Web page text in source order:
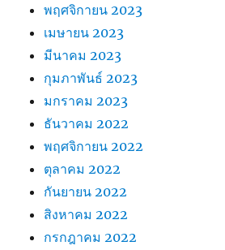
พฤศจิกายน 2023
เมษายน 2023
มีนาคม 2023
กุมภาพันธ์ 2023
มกราคม 2023
ธันวาคม 2022
พฤศจิกายน 2022
ตุลาคม 2022
กันยายน 2022
สิงหาคม 2022
กรกฎาคม 2022